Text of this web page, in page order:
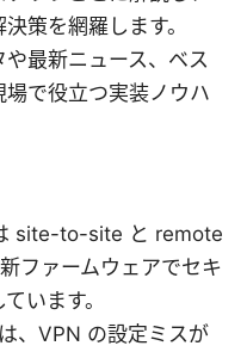
策を網羅します。
最新ニュース、ベス
場で役立つ実装ノウハ
site-to-site と remote
ファームウェアでセキ
います。
、VPN の設定ミスが